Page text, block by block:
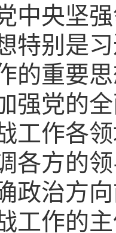
中央坚
特别是
的重要
强党的
工作各
各方的
政治方
工作的